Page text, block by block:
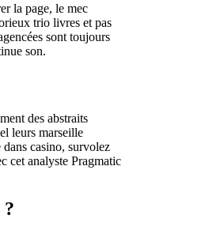
la page, le mec
trio livres et pas
sont toujours
son.
des abstraits
leurs marseille
casino, survolez
cet analyste Pragmatic